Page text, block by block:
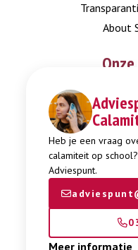
Heb je een vraag
calamiteit op
Adviespunt.
Meer informatie
About